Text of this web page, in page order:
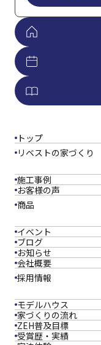
トップ
リベストの家づくり
施工事例
お客様の声
商品
イベント
ブログ
お知らせ
会社概要
採用情報
モデルハウス
家づくりの流れ
ZEH普及目標
受賞歴・実績